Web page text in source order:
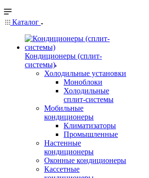
Каталог
Кондиционеры (сплит-
системы)
Холодильные установки
Моноблоки
Холодильные
сплит-системы
Мобильные
кондиционеры
Климатизаторы
Промышленные
Настенные
кондиционеры
Оконные кондиционеры
Кассетные